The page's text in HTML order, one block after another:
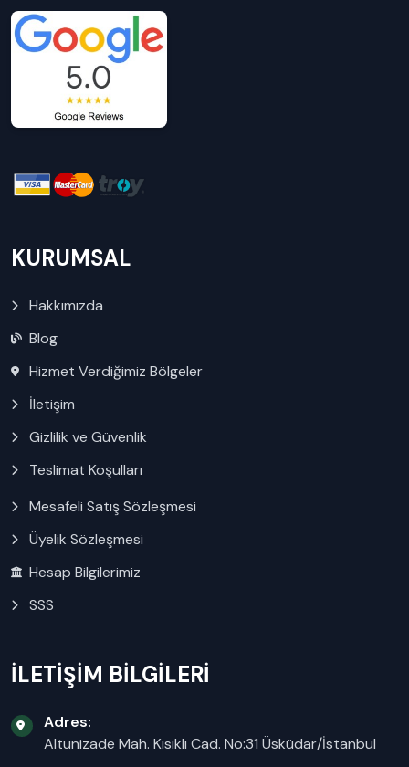
KURUMSAL
Hakkımızda
Blog
Hizmet Verdiğimiz Bölgeler
İletişim
Gizlilik ve Güvenlik
Teslimat Koşulları
Mesafeli Satış Sözleşmesi
Üyelik Sözleşmesi
Hesap Bilgilerimiz
SSS
İLETİŞİM BİLGİLERİ
Adres:
Altunizade Mah. Kısıklı Cad. No:31 Üsküdar/İstanbul